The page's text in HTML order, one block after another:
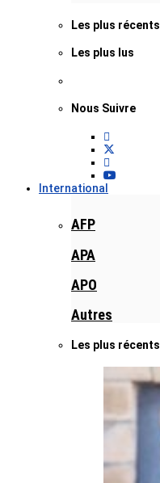
Les plus récents
Les plus lus
Nous Suivre
International
AFP
APA
APO
Autres
Les plus récents